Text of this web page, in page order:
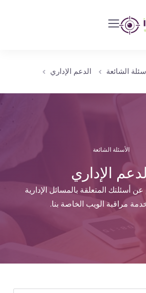
الشائعة الدعم الإداري
الأسئلة الشائعة
الإداري
أسئلتك المتعلقة بالمسائل الإدارية
مراقبة الويب الخاصة بنا.